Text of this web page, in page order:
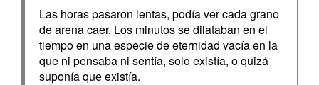
Las horas pasaron lentas, podía ver cada grano
de arena caer. Los minutos se dilataban en el
tiempo en una especie de eternidad vacía en la
que ni pensaba ni sentía, solo existía, o quizá
suponía que existía.